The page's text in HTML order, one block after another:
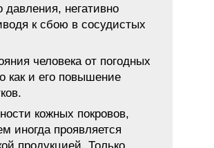
давления, негативно
к сбою в сосудистых
человека от погодных
как и его повышение
кожных покровов,
иногда проявляется